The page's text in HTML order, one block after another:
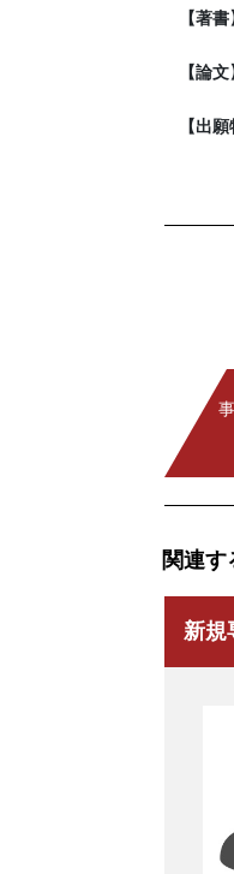
【著書
【論文
【出願
関連
新規